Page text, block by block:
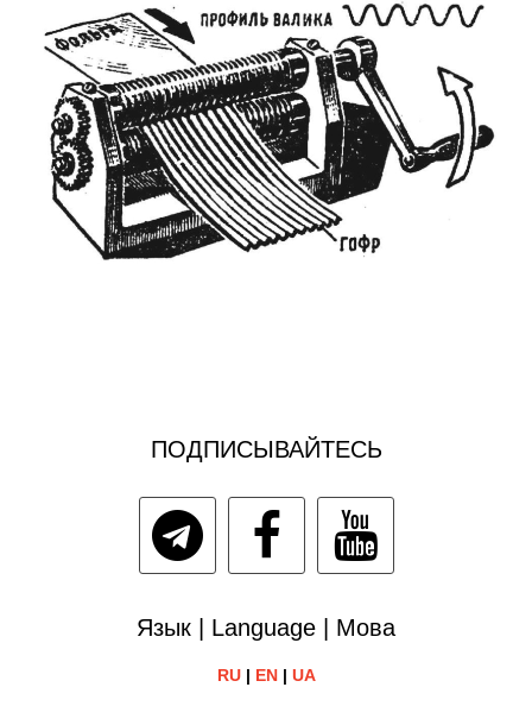
ПОДПИСЫВАЙТЕСЬ
Язык | Language | Мова
RU| EN| UA